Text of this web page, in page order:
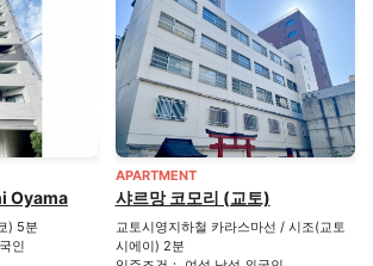
Oyama
) 5분
인
APARTMENT
샤르망 코모리 (교토)
교토시영지하철 카라스마선 / 시조(교토
시에이) 2분